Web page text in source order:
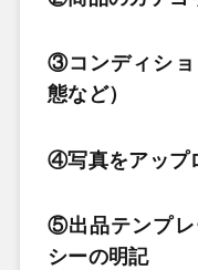
③コンディショ
態など）
④写真をアップ
⑤出品テンプレ
シーの明記